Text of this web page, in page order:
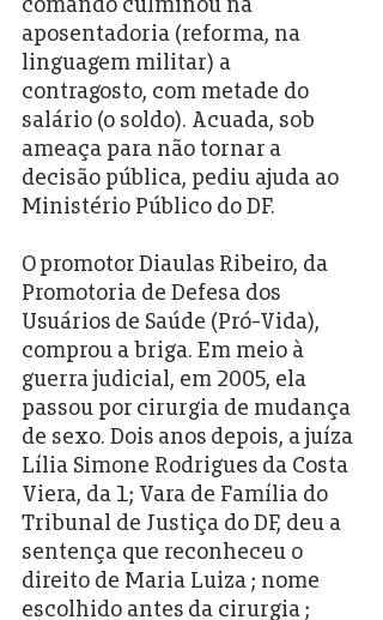
aposentadoria (reforma, na
linguagem militar) a
contragosto, com metade do
salário (o soldo). Acuada, sob
ameaça para não tornar a
decisão pública, pediu ajuda ao
Ministério Público do DF.
O promotor Diaulas Ribeiro, da
Promotoria de Defesa dos
Usuários de Saúde (Pró-Vida),
comprou a briga. Em meio à
guerra judicial, em 2005, ela
passou por cirurgia de mudança
de sexo. Dois anos depois, a juíza
Lília Simone Rodrigues da Costa
Viera, da 1; Vara de Família do
Tribunal de Justiça do DF, deu a
sentença que reconheceu o
direito de Maria Luiza ; nome
escolhido antes da cirurgia ;